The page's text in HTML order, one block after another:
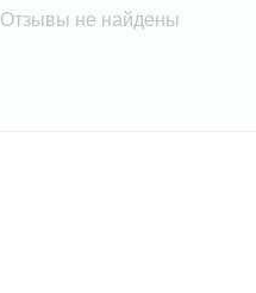
Отзывы не найдены